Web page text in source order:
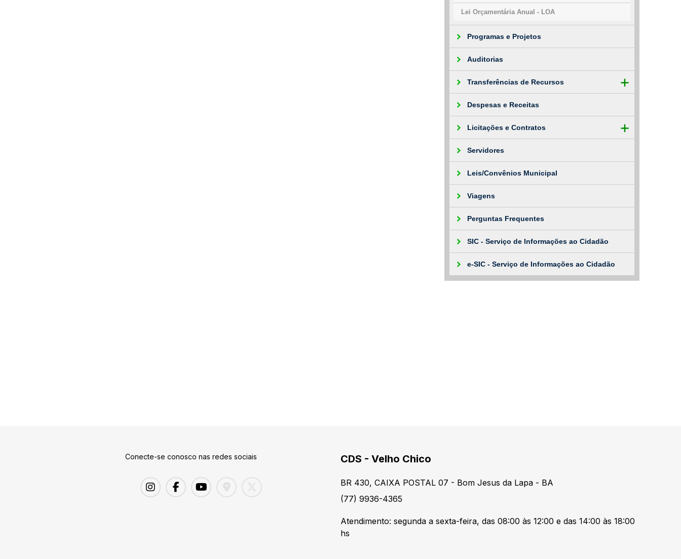
Lei Orçamentária Anual - LOA
Programas e Projetos
Auditorias
Transferências de Recursos
Despesas e Receitas
Licitações e Contratos
Servidores
Leis/Convênios Municipal
Viagens
Perguntas Frequentes
SIC - Serviço de Informações ao Cidadão
e-SIC - Serviço de Informações ao Cidadão
Conecte-se conosco nas redes sociais CDS - Velho Chico
BR 430, CAIXA POSTAL 07 - Bom Jesus da Lapa - BA
(77) 9936-4365
Atendimento: segunda a sexta-feira, das 08:00 às 12:00 e das 14:00 às 18:00
hs